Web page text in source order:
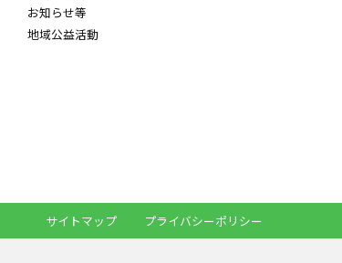
お知らせ等
地域公益活動
サイトマップ プライバシーポリシー